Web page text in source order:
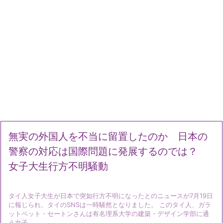
無実の外国人を不当に留置したのか 日本の
警察の対応は国際問題に発展するのでは？
女子大生行方不明騒動
タイ人女子大生が日本で突如行方不明になったとのニュースが7月19日
に報じられ、タイのSNSは一時騒然となりました。 このタイ人、ガラ
ットペット・セートンさんは有名理系大学の建築・デザイン学部に通